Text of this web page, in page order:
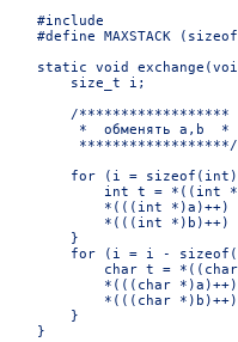
#include
#define MAXSTACK
static void
    size_t i;
    /******************
     *  обменять a,b  *
     ******************/
for (i =
int t = *((int
*(((int *)a)++)
*(((int *)b)++)
    }
for (i = i -
char t =
*(((char
*(((char
    }
}